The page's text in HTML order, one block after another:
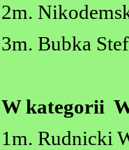
2m.
3m. Bubka
W kategorii
1m. Rudnicki